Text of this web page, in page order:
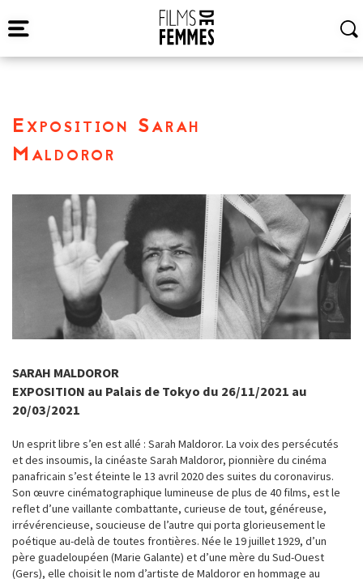
Exposition Sarah
Maldoror
SARAH MALDOROR
EXPOSITION au Palais de Tokyo du 26/11/2021 au
20/03/2021
Un esprit libre s’en est allé : Sarah Maldoror. La voix des persécutés
et des insoumis, la cinéaste Sarah Maldoror, pionnière du cinéma
panafricain s’est éteinte le 13 avril 2020 des suites du coronavirus.
Son œuvre cinématographique lumineuse de plus de 40 films, est le
reflet d’une vaillante combattante, curieuse de tout, généreuse,
irrévérencieuse, soucieuse de l’autre qui porta glorieusement le
poétique au-delà de toutes frontières. Née le 19 juillet 1929, d’un
père guadeloupéen (Marie Galante) et d’une mère du Sud-Ouest
(Gers), elle choisit le nom d’artiste de Maldoror en hommage au